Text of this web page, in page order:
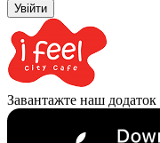
Увійти
Завантажте наш додаток